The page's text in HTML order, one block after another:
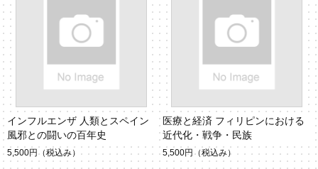
インフルエンザ 人類とスペイン
風邪との闘いの百年史
5,500円 （税込み）
医療と経済 フィリピンにおける
近代化・戦争・民族
5,500円 （税込み）